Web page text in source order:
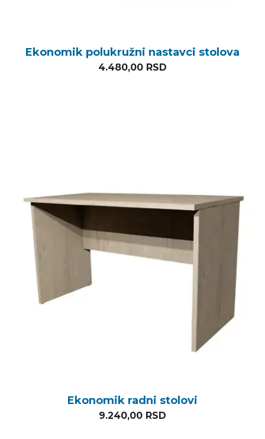
Ekonomik polukružni nastavci stolova
4.480,00 RSD
Ekonomik radni stolovi
9.240,00 RSD